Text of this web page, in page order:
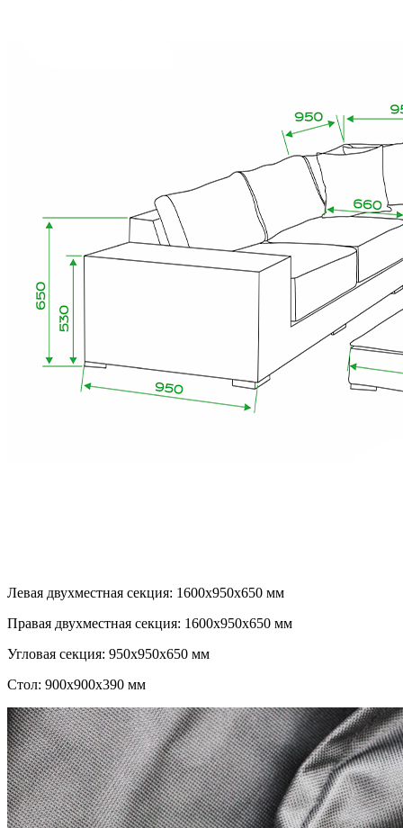
Левая двухместная секция: 1600x950x650 мм
Правая двухместная секция: 1600x950x650 мм
Угловая секция: 950x950x650 мм
Стол: 900x900x390 мм